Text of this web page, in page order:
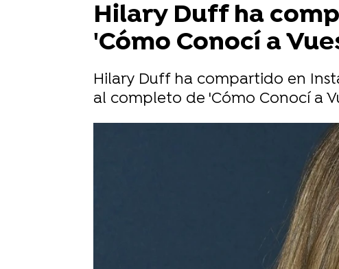
Hilary Duff ha
'Cómo Conocí a
Hilary Duff ha compartido en
al completo de 'Cómo Conocí a